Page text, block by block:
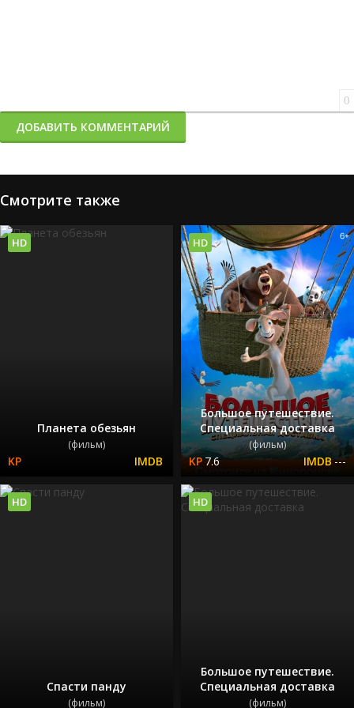
0
ДОБАВИТЬ КОММЕНТАРИЙ
Смотрите также
Планета обезьян
(фильм)
HD
Большое путешествие.
Специальная доставка
(фильм)
7.6 ---
HD
Спасти панду
(фильм)
HD
Большое путешествие.
Специальная доставка
(фильм)
HD